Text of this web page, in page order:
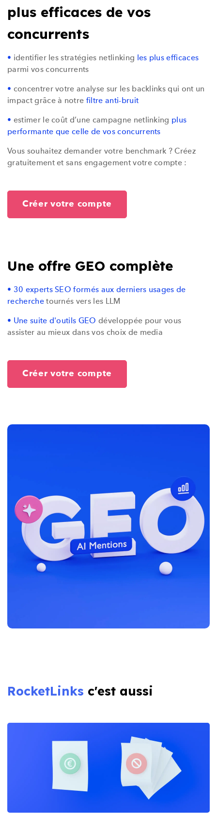
plus efficaces de vos
concurrents
• identifier les stratégies netlinking les plus efficaces
parmi vos concurrents
• concentrer votre analyse sur les backlinks qui ont un
impact grâce à notre filtre anti-bruit
• estimer le coût d’une campagne netlinking plus
performante que celle de vos concurrents
Vous souhaitez demander votre benchmark ? Créez
gratuitement et sans engagement votre compte :
Créer votre compte
Une offre GEO complète
• 30 experts SEO formés aux derniers usages de
recherchetournés vers les LLM
• Une suite d'outils GEO développée pour vous
assister au mieux dans vos choix de media
Créer votre compte
RocketLinks c'est aussi